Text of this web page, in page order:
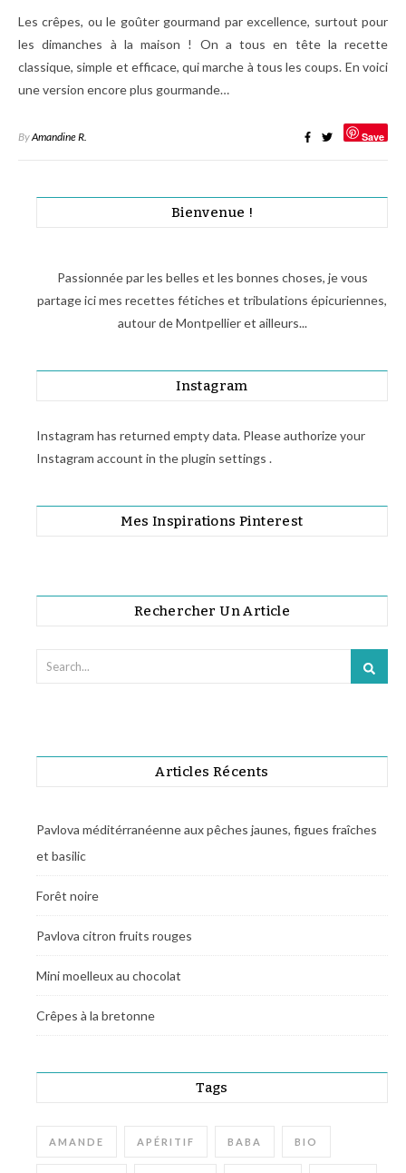
Les crêpes, ou le goûter gourmand par excellence, surtout pour
les dimanches à la maison ! On a tous en tête la recette
classique, simple et efficace, qui marche à tous les coups. En voici
une version encore plus gourmande…
ByAmandine R. Save
Bienvenue !
Passionnée par les belles et les bonnes choses, je vous
partage ici mes recettes fétiches et tribulations épicuriennes,
autour de Montpellier et ailleurs...
Instagram
Instagram has returned empty data. Please authorize your
Instagram account in theplugin settings .
Mes Inspirations Pinterest
Rechercher Un Article
Articles Récents
Pavlova méditérranéenne aux pêches jaunes, figues fraîches
et basilic
Forêt noire
Pavlova citron fruits rouges
Mini moelleux au chocolat
Crêpes à la bretonne
Tags
AMANDE APÉRITIF BABA BIO